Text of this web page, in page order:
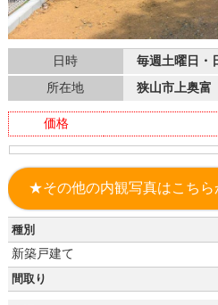
日時
毎週土曜日・
所在地
狭山市上奥富
価格
★その他の内観写真はこち
種別
新築戸建て
間取り